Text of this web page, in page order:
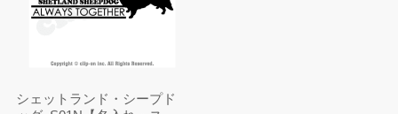
シェットランド・シープド